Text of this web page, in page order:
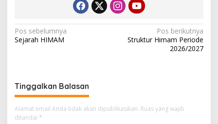
N
a
g
a
s
Pos sebelumnya
Sejarah HIMAM
Pos berikutnya
Struktur Himam Periode
2026/2027
Tinggalkan Balasan
Alamat email Anda tidak akan dipublikasikan. Ruas yang wajib
ditandai *